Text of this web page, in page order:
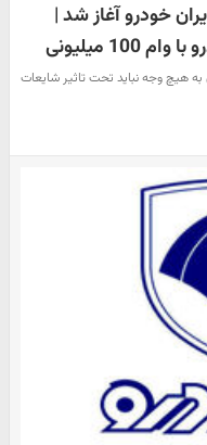
خودرو آغاز شد |
میلیونی
هیچ وجه نباید تحت تاثیر شایعات